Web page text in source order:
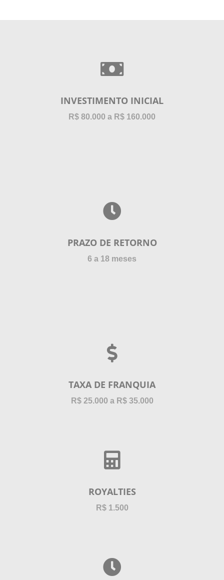
INVESTIMENTO INICIAL
R$ 80.000 a R$ 160.000
PRAZO DE RETORNO
6 a 18 meses
TAXA DE FRANQUIA
R$ 25.000 a R$ 35.000
ROYALTIES
R$ 1.500